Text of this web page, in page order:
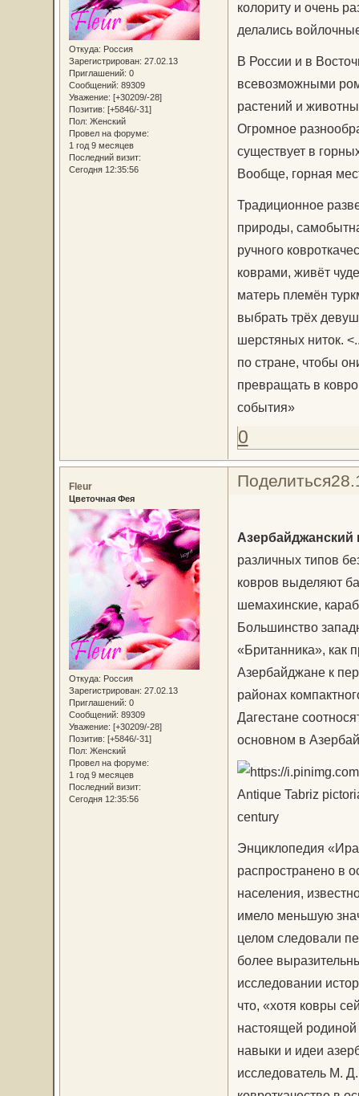
Откуда: Россия
Зарегистрирован: 27.02.13
Приглашений: 0
Сообщений: 89309
Уважение: [+30209/-28]
Позитив: [+5846/-31]
Пол: Женский
Провел на форуме:
1 год 9 месяцев
Последний визит:
Сегодня 12:35:56
колориту и очень
делались
В России и в
всевозможными
растений и
Огромное
существует в
Вообще, горная
Традиционное
природы,
ручного
коврами, живёт
матерь племён
выбрать трёх
шерстяных ниток.
по стране, чтобы
превращать в
события»
0
Поделиться
Fleur
Цветочная Фея
Откуда: Россия
Зарегистрирован: 27.02.13
Приглашений: 0
Сообщений: 89309
Уважение: [+30209/-28]
Позитив: [+5846/-31]
Пол: Женский
Провел на форуме:
1 год 9 месяцев
Последний визит:
Сегодня 12:35:56
Азербайджанский
различных типов
ковров выделяют
шемахинские,
Большинство
«Британника», как
Азербайджане к
районах
Дагестане
основном в
Antique Tabriz
century
Энциклопедия
распространено в
населения,
имело меньшую
целом следовали
более
исследовании
что, «хотя ковры
настоящей родиной
навыки и идеи
исследователь М.